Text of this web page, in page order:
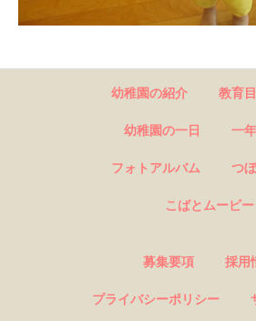
幼稚園の紹介 教育
幼稚園の一日 一
フォトアルバム つ
こばとムービー
募集要項 採用
プライバシーポリシー